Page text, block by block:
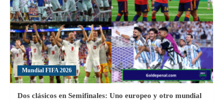
Mundial FIFA 2026
Dos clásicos en Semifinales: Uno europeo y otro mundial